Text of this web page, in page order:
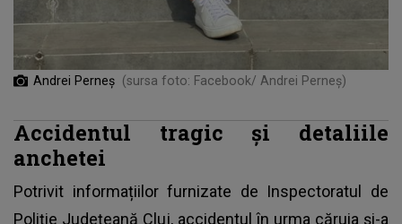
Andrei Perneş (sursa foto: Facebook/ Andrei Perneș)
Accidentul tragic și detaliile
anchetei
Potrivit informațiilor furnizate de Inspectoratul de
Poliție Județeană Cluj, accidentul în urma căruia și-a